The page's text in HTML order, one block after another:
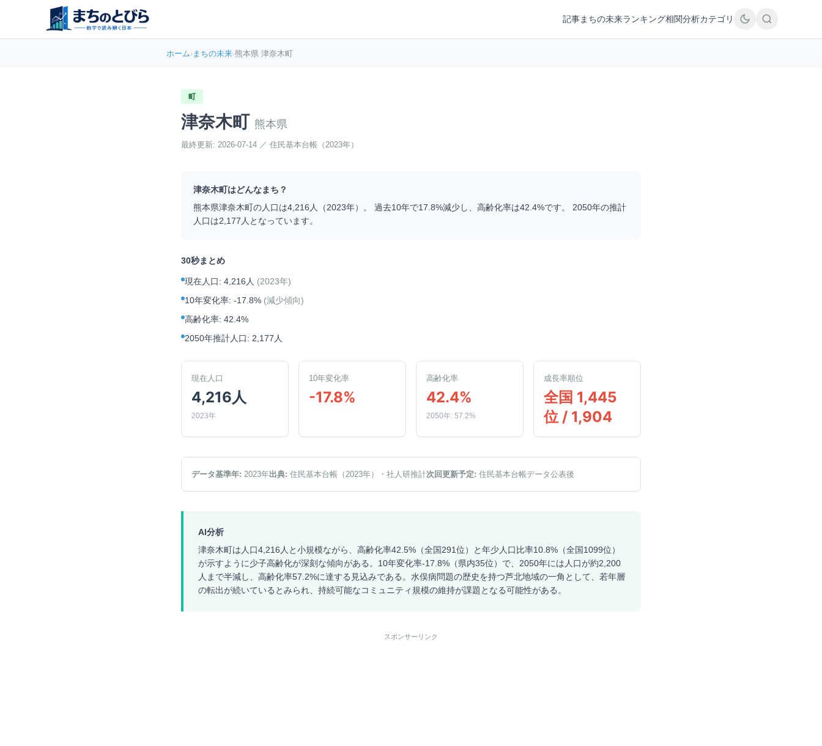
記事まちの未来ランキング相関分析カテゴリ
ホーム›まちの未来›熊本県 津奈木町
町
津奈木町 熊本県
最終更新: 2026-07-14 ／ 住民基本台帳（2023年）
津奈木町はどんなまち？
熊本県津奈木町の人口は4,216 人（2023年）。 過去10年で17.8%減少し、高齢化率は42.4%です。 2050年の推計
人口は2,177 人となっています。
30秒まとめ
現在人口: 4,216人 (2023年)
10年変化率: -17.8% (減少傾向)
高齢化率: 42.4%
2050年推計人口: 2,177人
現在人口
4,216人
2023年
10年変化率
-17.8%
高齢化率
42.4%
2050年: 57.2%
成長率順位
全国 1,445
位 / 1,904
データ基準年: 2023年出典: 住民基本台帳（2023年） ・社人研推計次回更新予定: 住民基本台帳データ公表後
AI分析
津奈木町は人口4,216人と小規模ながら、高齢化率42.5%（全国291位）と年少人口比率10.8%（全国1099位）
が示すように少子高齢化が深刻な傾向がある。10年変化率-17.8%（県内35位）で、2050年には人口が約2,200
人まで半減し、高齢化率57.2%に達する見込みである。水俣病問題の歴史を持つ芦北地域の一角として、若年層
の転出が続いているとみられ、持続可能なコミュニティ規模の維持が課題となる可能性がある。
スポンサーリンク